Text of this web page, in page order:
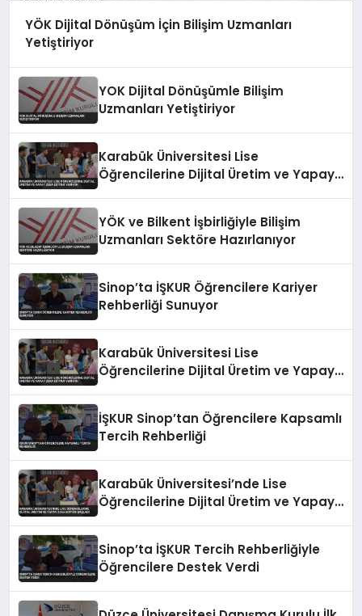
YÖK Dijital Dönüşüm İçin Bilişim Uzmanları
Yetiştiriyor
YOK Dijital Dönüşümle Bilişim
Uzmanları Yetiştiriyor
Karabük Üniversitesi Lise
Öğrencilerine Dijital Üretim ve Yapay
YÖK ve Bilkent İşbirliğiyle Bilişim
Uzmanları Sektöre Hazırlanıyor
Sinop’ta İŞKUR Öğrencilere Kariyer
Rehberliği Sunuyor
Karabük Üniversitesi Lise
Öğrencilerine Dijital Üretim ve Yapay
İŞKUR Sinop’tan Öğrencilere Kapsamlı
Tercih Rehberliği
Karabük Üniversitesi’nde Lise
Öğrencilerine Dijital Üretim ve Yapay
Sinop’ta İŞKUR Tercih Rehberliğiyle
Öğrencilere Destek Verdi